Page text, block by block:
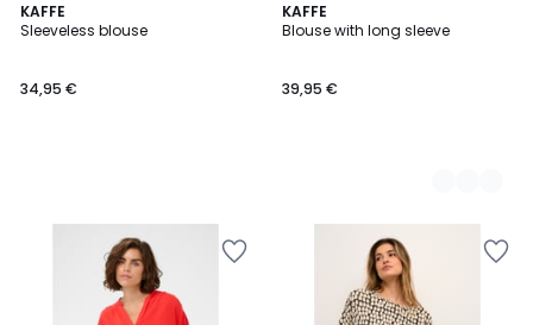
KAFFE
Sleeveless blouse
34,95 €
KAFFE
Blouse with long sleeve
39,95 €
3
Couleurs